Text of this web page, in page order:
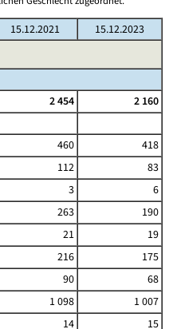
15.12.2021 15.12.2023
2 454
2 160
460
418
112
83
3
6
263
190
21
19
216
175
90
68
1 098
1 007
14 15